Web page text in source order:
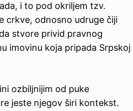
i to pod okriljem tzv.
crkve, odnosno udruge čiji
stvore privid pravnog
imovinu koja pripada Srpskoj
ozbiljnijim od puke
jeste njegov širi kontekst.